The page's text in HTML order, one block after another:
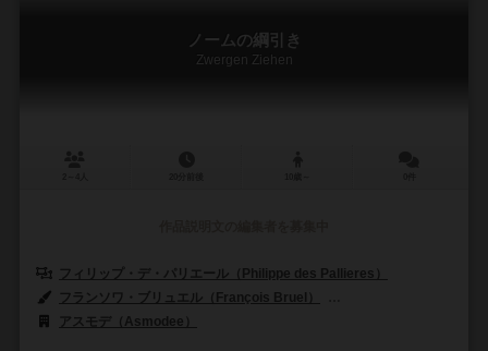
ノームの綱引き
Zwergen Ziehen
フィリップ・デ・パリエール（Philippe des Pallieres）
フランソワ・ブリュエル（François Bruel）
アスモデ（Asmodee）